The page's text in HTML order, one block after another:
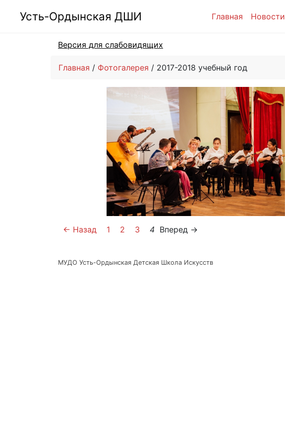
Усть-Ордынская ДШИ Главная Новости
Версия для слабовидящих
Главная Фотогалерея 2017-2018 учебный год
← Назад 1 2 3 4 Вперед →
МУДО Усть-Ордынская Детская Школа Искусств